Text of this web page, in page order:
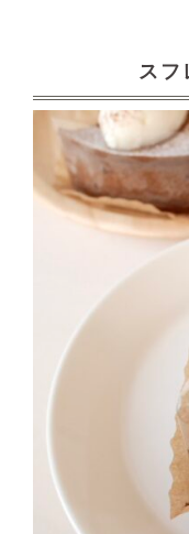
スフ